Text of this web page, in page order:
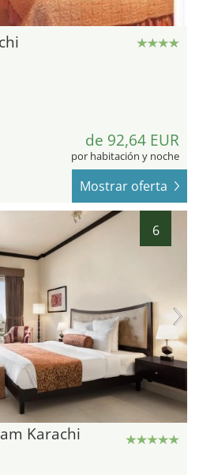
de 92,64 EUR
por habitación y noche
Mostrar oferta
6
Karachi